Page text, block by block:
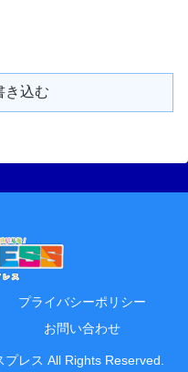
き込む
プライバシーポリシー
お問い合わせ
レス All Rights Reserved.